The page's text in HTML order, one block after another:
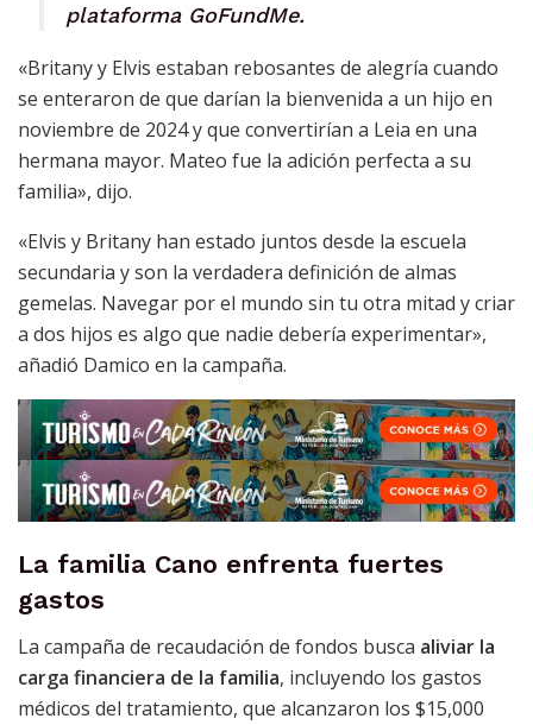
plataforma GoFundMe.
«Britany y Elvis estaban rebosantes de alegría cuando
se enteraron de que darían la bienvenida a un hijo en
noviembre de 2024 y que convertirían a Leia en una
hermana mayor. Mateo fue la adición perfecta a su
familia», dijo.
«Elvis y Britany han estado juntos desde la escuela
secundaria y son la verdadera definición de almas
gemelas. Navegar por el mundo sin tu otra mitad y criar
a dos hijos es algo que nadie debería experimentar»,
añadió Damico en la campaña.
La familia Cano enfrenta fuertes
gastos
La campaña de recaudación de fondos busca aliviar la
carga financiera de la familia, incluyendo los gastos
médicos del tratamiento, que alcanzaron los $15,000